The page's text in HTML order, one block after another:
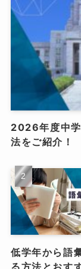
2026年度中
法をご紹介！
低学年から語
る方法とおす